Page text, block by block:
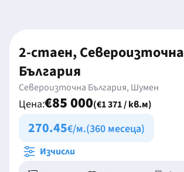
2-стаен, Североизточна
България
Североизточна България, Шумен
Цена:€85 000(€1 371 / кв.м)
270.45€/м.(360 месеца)
Изчисли